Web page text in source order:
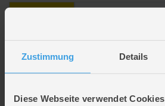
Zustimmung Details
Diese Webseite verwendet Cookies